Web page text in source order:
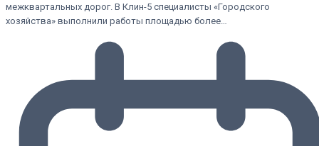
межквартальных дорог. В Клин-5 специалисты «Городского
хозяйства» выполнили работы площадью более…